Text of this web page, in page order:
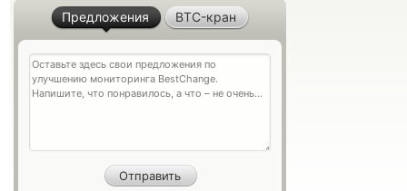
Предложения BTC-кран